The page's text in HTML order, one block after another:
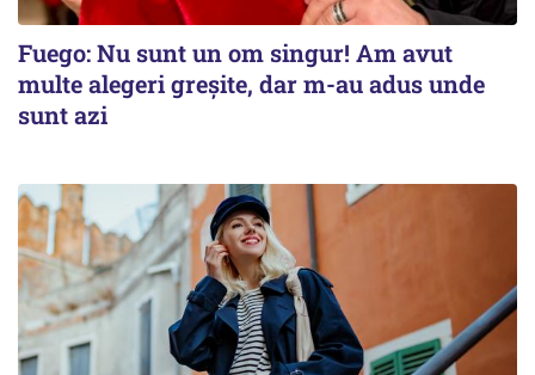
Fuego: Nu sunt un om singur! Am avut
multe alegeri greșite, dar m-au adus unde
sunt azi